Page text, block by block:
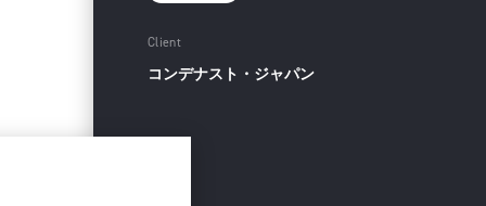
Client
コンデナスト・ジャパン